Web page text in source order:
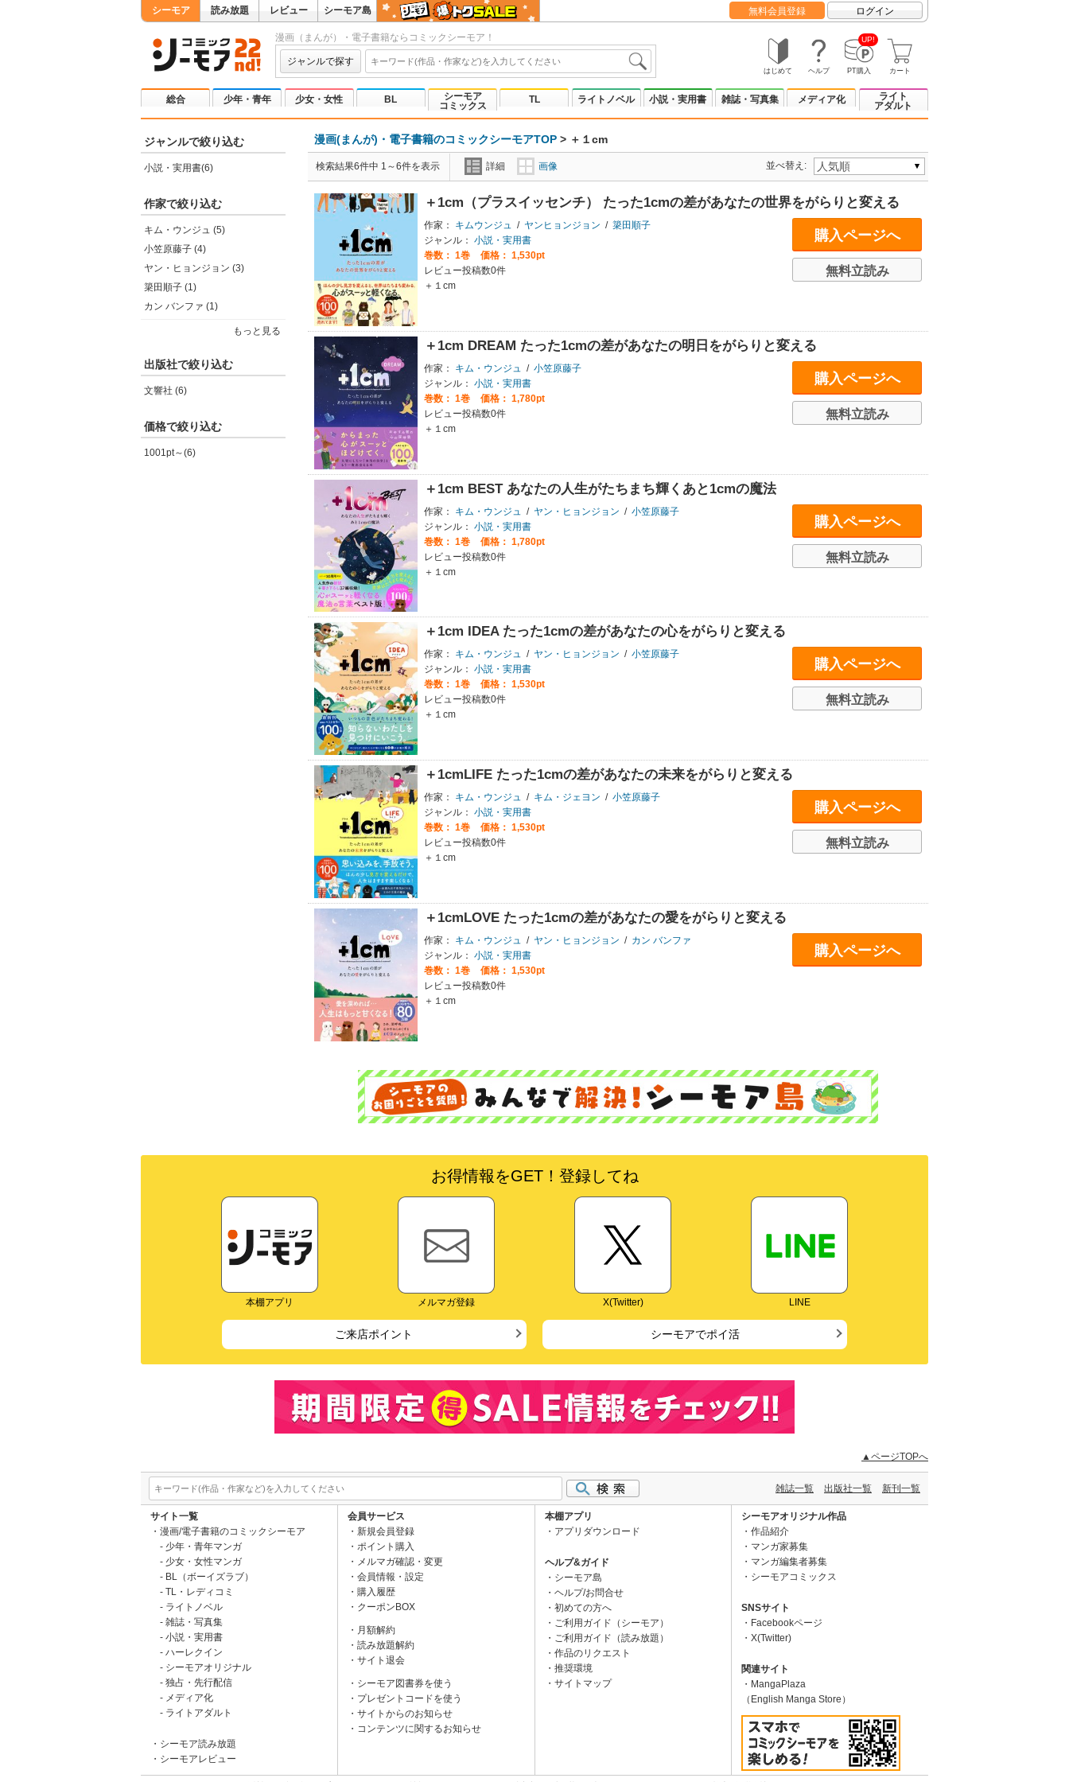
シーモア 読み放題 レビュー シーモア島 無料会員登録 ログイン
漫画（まんが）・電子書籍ならコミックシーモア！
ジャンルで探す
はじめて ヘルプ
UP!
PT購入 カート
総合 少年・青年 少女・女性 BL
シーモア
コミックス
TL ライトノベル 小説・実用書 雑誌・写真集 メディア化
ライト
アダルト
ジャンルで絞り込む
小説・実用書(6)
作家で絞り込む
キム・ウンジュ (5)
小笠原藤子 (4)
ヤン・ヒョンジョン (3)
簗田順子 (1)
カン バンファ (1)
もっと見る
出版社で絞り込む
文響社 (6)
価格で絞り込む
1001pt～(6)
漫画(まんが)・電子書籍のコミックシーモアTOP > ＋１cm
検索結果6件中 1～6件を表示 詳細 画像 並べ替え:
＋1cm（プラスイッセンチ） たった1cmの差があなたの世界をがらりと変える
作家： キムウンジュ / ヤンヒョンジョン / 簗田順子
ジャンル： 小説・実用書
巻数： 1巻
価格： 1,530pt
レビュー投稿数0件
＋１cm
購入ページへ
無料立読み
＋1cm DREAM たった1cmの差があなたの明日をがらりと変える
作家： キム・ウンジュ / 小笠原藤子
ジャンル： 小説・実用書
巻数： 1巻
価格： 1,780pt
レビュー投稿数0件
＋１cm
購入ページへ
無料立読み
＋1cm BEST あなたの人生がたちまち輝くあと1cmの魔法
作家： キム・ウンジュ / ヤン・ヒョンジョン / 小笠原藤子
ジャンル： 小説・実用書
巻数： 1巻
価格： 1,780pt
レビュー投稿数0件
＋１cm
購入ページへ
無料立読み
＋1cm IDEA たった1cmの差があなたの心をがらりと変える
作家： キム・ウンジュ / ヤン・ヒョンジョン / 小笠原藤子
ジャンル： 小説・実用書
巻数： 1巻
価格： 1,530pt
レビュー投稿数0件
＋１cm
購入ページへ
無料立読み
＋1cmLIFE たった1cmの差があなたの未来をがらりと変える
作家： キム・ウンジュ / キム・ジェヨン / 小笠原藤子
ジャンル： 小説・実用書
巻数： 1巻
価格： 1,530pt
レビュー投稿数0件
＋１cm
購入ページへ
無料立読み
＋1cmLOVE たった1cmの差があなたの愛をがらりと変える
作家： キム・ウンジュ / ヤン・ヒョンジョン / カン バンファ
ジャンル： 小説・実用書
巻数： 1巻
価格： 1,530pt
レビュー投稿数0件
＋１cm
購入ページへ
お得情報をGET！登録してね
本棚アプリ メルマガ登録 X(Twitter) LINE
ご来店ポイント シーモアでポイ活
▲ページTOPへ
雑誌一覧 出版社一覧 新刊一覧
サイト一覧
漫画/電子書籍のコミックシーモア
少年・青年マンガ
少女・女性マンガ
BL（ボーイズラブ）
TL・レディコミ
ライトノベル
雑誌・写真集
小説・実用書
ハーレクイン
シーモアオリジナル
独占・先行配信
メディア化
ライトアダルト
シーモア読み放題
シーモアレビュー
会員サービス
新規会員登録
ポイント購入
メルマガ確認・変更
会員情報・設定
購入履歴
クーポンBOX
月額解約
読み放題解約
サイト退会
シーモア図書券を使う
プレゼントコードを使う
サイトからのお知らせ
コンテンツに関するお知らせ
本棚アプリ
アプリダウンロード
ヘルプ&ガイド
シーモア島
ヘルプ/お問合せ
初めての方へ
ご利用ガイド（シーモア）
ご利用ガイド（読み放題）
作品のリクエスト
推奨環境
サイトマップ
シーモアオリジナル作品
作品紹介
マンガ家募集
マンガ編集者募集
シーモアコミックス
SNSサイト
Facebookページ
X(Twitter)
関連サイト
MangaPlaza
（English Manga Store）